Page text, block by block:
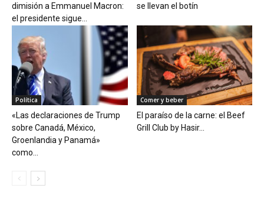
dimisión a Emmanuel Macron:
el presidente sigue...
se llevan el botín
Política
«Las declaraciones de Trump
sobre Canadá, México,
Groenlandia y Panamá»
como...
Comer y beber
El paraíso de la carne: el Beef
Grill Club by Hasir...